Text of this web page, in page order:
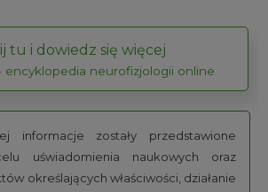
tu i dowiedz się więcej
encyklopedia neurofizjologii online
informacje zostały przedstawione
uświadomienia naukowych oraz
określających właściwości, działanie